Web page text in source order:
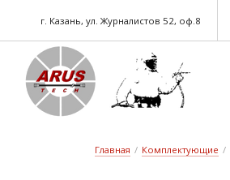
г. Казань, ул. Журналистов 52, оф.8
Главная / Комплектующие /